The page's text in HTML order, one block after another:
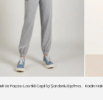
Kadın Gri Beli Ve Paçası Lastikli Cepli İçi Şardonlu Eşofman Altı ARM-26K001063